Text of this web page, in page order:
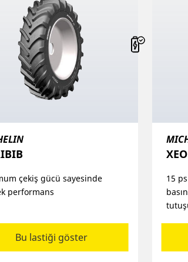
çekiş gücü sayesinde
performans
Bu lastiği göster
15